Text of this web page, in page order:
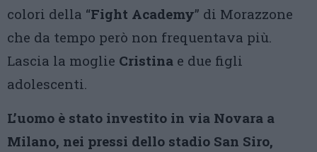
colori della “Fight Academy” di Morazzone
che da tempo però non frequentava più.
Lascia la moglie Cristina e due figli
adolescenti.
L’uomo è stato investito in via Novara a
Milano, nei pressi dello stadio San Siro,